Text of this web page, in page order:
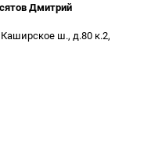
Дмитрий
ш., д.80 к.2,